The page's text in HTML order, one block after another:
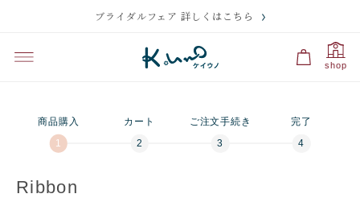
ブライダルフェア 詳しくはこちら
shop
商品購入 カート ご注文手続き 完了
Ribbon
ク）
刻印の入力に関する注意点 残り